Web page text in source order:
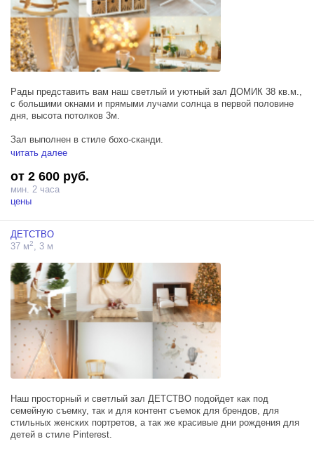
Рады представить вам наш светлый и уютный зал ДОМИК 38 кв.м.,
с большими окнами и прямыми лучами солнца в первой половине
дня, высота потолков 3м.
Зал выполнен в стиле бохо-сканди.
если вы бронируете студию день в день, необходимо уточнить по
телефону, открыта ли студия в этот день.
кухне - нерабочие), 3.5 метра в длину, островок на колёсиках, при
необходимости, его можно легко убрать из кадра или подвинуть.
Кровать 160 на 200см на колесиках.
читать далее
от 2 600 руб.
мин. 2 часа
цены
ДЕТСТВО
37 м2, 3 м
Наш просторный и светлый зал ДЕТСТВО подойдет как под
семейную съемку, так и для контент съемок для брендов, для
стильных женских портретов, а так же красивые дни рождения для
детей в стиле Pinterest.